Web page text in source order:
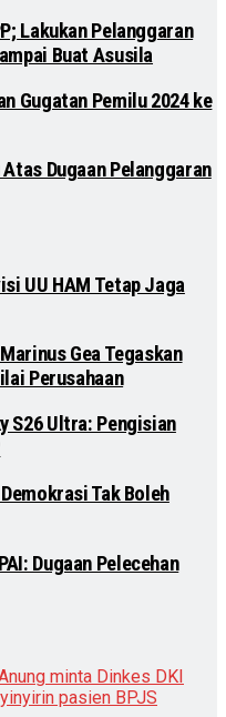
Lakukan Pelanggaran
Buat Asusila
Gugatan Pemilu 2024 ke
Dugaan Pelanggaran
UU HAM Tetap Jaga
Gea Tegaskan
Perusahaan
S26 Ultra: Pengisian
Tak Boleh
Dugaan Pelecehan